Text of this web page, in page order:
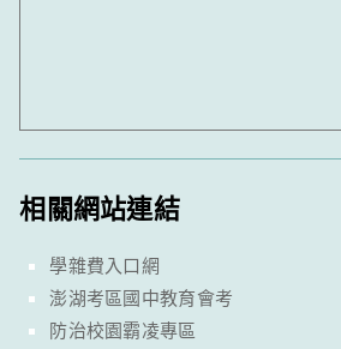
相關網站連結
學雜費入口網
澎湖考區國中教育會考
防治校園霸凌專區